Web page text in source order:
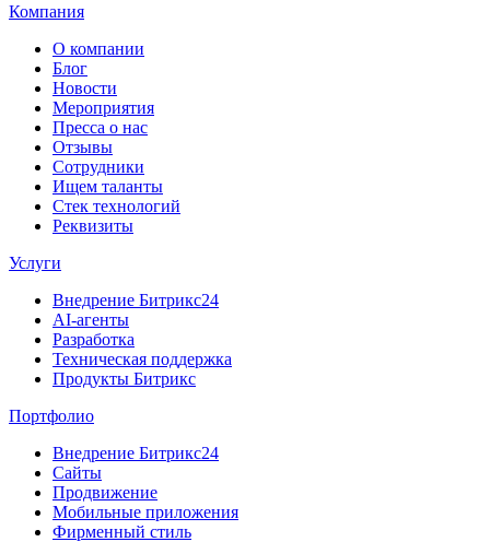
Компания
О компании
Блог
Новости
Мероприятия
Пресса о нас
Отзывы
Сотрудники
Ищем таланты
Стек технологий
Реквизиты
Услуги
Внедрение Битрикс24
AI-агенты
Разработка
Техническая поддержка
Продукты Битрикс
Портфолио
Внедрение Битрикс24
Сайты
Продвижение
Мобильные приложения
Фирменный стиль